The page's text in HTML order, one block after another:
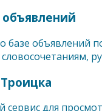
базе объявлений
сервис для